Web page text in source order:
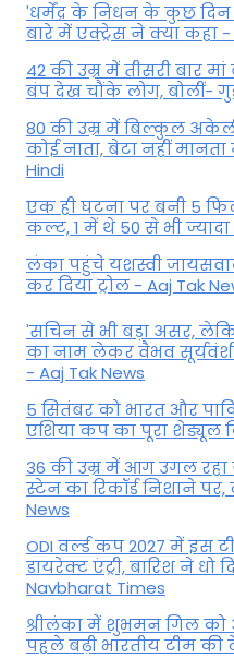
'धर्मेंद्र के निधन के कुछ
बारे में एक्ट्रेस ने क्या कहा -
42 की उम्र में तीसरी बार
बंप देख चौंके लोग, बोलीं-
80 की उम्र में बिल्कुल
कोई नाता, बेटा नहीं
Hindi
एक ही घटना पर बनी 5
कल्ट, 1 में थे 50 से भी ज्यादा
लंका पहुंचे यशस्वी
कर द‍िया ट्रोल - Aaj Tak
'सचिन से भी बड़ा असर,
का नाम लेकर वैभव सूर्यवंशी
- Aaj Tak News
5 सितंबर को भारत और
एशिया कप का पूरा शेड्यूल
36 की उम्र में आग उगल
स्टेन का रिकॉर्ड निशाने पर,
News
ODI वर्ल्ड कप 2027 में इस
डायरेक्ट एंट्री, बारिश ने धो
Navbharat Times
श्रीलंका में शुभमन गिल को
पहले बढ़ी भारतीय टीम की